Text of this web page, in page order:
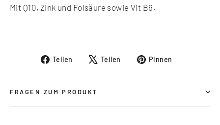
Mit Q10, Zink und Folsäure sowie Vit B6.
Teilen
Auf
Teilen
Auf
Pinnen
FRAGEN ZUM PRODUKT